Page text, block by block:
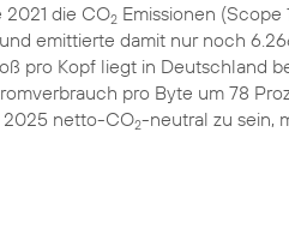
die CO2 Emissionen (Scope
emittierte damit nur noch
pro Kopf liegt in Deutschland
pro Byte um 78
2025 netto-CO2-neutral zu sein,